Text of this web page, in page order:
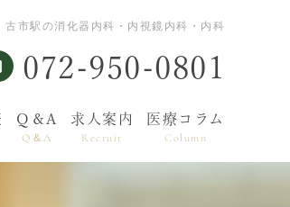
市駅の消化器内科・内視鏡内科・内科
072-950-0801
Q＆A
Q＆A
求人案内
Recruit
医療コラム
Column